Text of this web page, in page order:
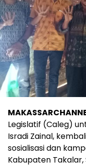
Legislatif (Caleg)
Isradi Zainal,
sosialisasi dan
Kabupaten Takalar,